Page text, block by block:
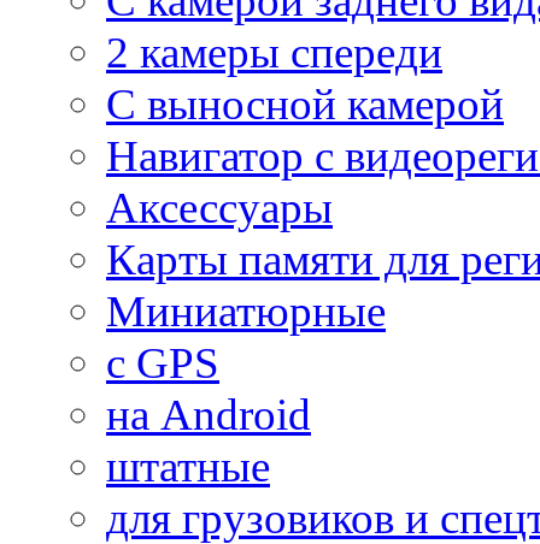
2 камеры спереди
С выносной камерой
Навигатор с
Аксессуары
Карты памяти для
Миниатюрные
с GPS
на Android
штатные
для грузовиков и